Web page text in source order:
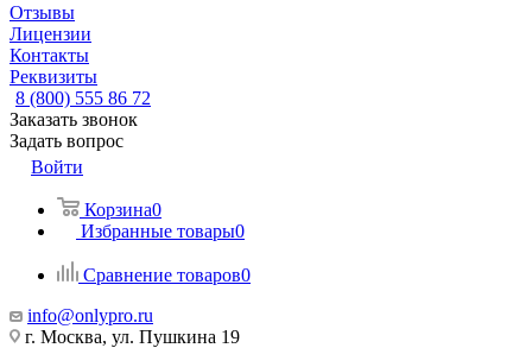
Отзывы
Лицензии
Контакты
Реквизиты
8 (800) 555 86 72
Заказать звонок
Задать вопрос
Войти
Корзина0
Избранные товары0
Сравнение товаров0
info@onlypro.ru
г. Москва, ул. Пушкина 19